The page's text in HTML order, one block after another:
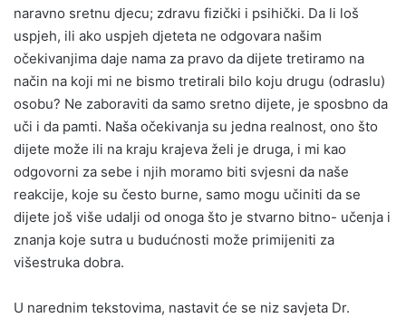
naravno sretnu djecu; zdravu fizički i psihički. Da li loš
uspjeh, ili ako uspjeh djeteta ne odgovara našim
očekivanjima daje nama za pravo da dijete tretiramo na
način na koji mi ne bismo tretirali bilo koju drugu (odraslu)
osobu? Ne zaboraviti da samo sretno dijete, je sposbno da
uči i da pamti. Naša očekivanja su jedna realnost, ono što
dijete može ili na kraju krajeva želi je druga, i mi kao
odgovorni za sebe i njih moramo biti svjesni da naše
reakcije, koje su često burne, samo mogu učiniti da se
dijete još više udalji od onoga što je stvarno bitno- učenja i
znanja koje sutra u budućnosti može primijeniti za
višestruka dobra.
U narednim tekstovima, nastavit će se niz savjeta Dr.